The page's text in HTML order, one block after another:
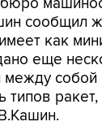
сообщил
как
еще
собой
типов